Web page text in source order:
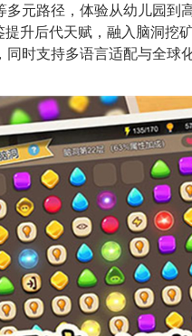
多元路径，体验从幼儿园到
升后代天赋，融入脑洞挖
时支持多语言适配与全球